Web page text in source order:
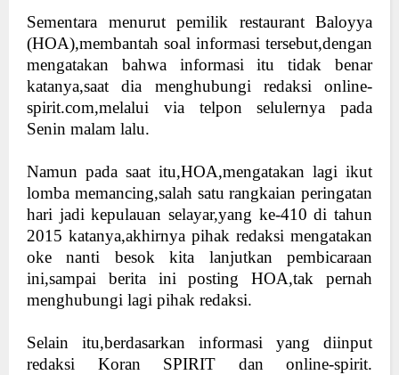
Sementara menurut pemilik restaurant Baloyya
(HOA),membantah soal informasi tersebut,dengan
mengatakan bahwa informasi itu tidak benar
katanya,saat dia menghubungi redaksi online-
spirit.com,melalui via telpon selulernya pada
Senin malam lalu.
Namun pada saat itu,HOA,mengatakan lagi ikut
lomba memancing,salah satu rangkaian peringatan
hari jadi kepulauan selayar,yang ke-410 di tahun
2015 katanya,akhirnya pihak redaksi mengatakan
oke nanti besok kita lanjutkan pembicaraan
ini,sampai berita ini posting HOA,tak pernah
menghubungi lagi pihak redaksi.
Selain itu,berdasarkan informasi yang diinput
redaksi Koran SPIRIT dan online-spirit.